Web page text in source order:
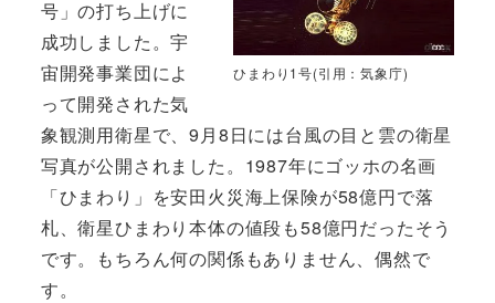
ひまわり1号(引用：気象庁)
号」の打ち上げに
成功しました。宇
宙開発事業団によ
って開発された気
象観測用衛星で、9月8日には台風の目と雲の衛星
写真が公開されました。1987年にゴッホの名画
「ひまわり」を安田火災海上保険が58億円で落
札、衛星ひまわり本体の値段も58億円だったそう
です。もちろん何の関係もありません、偶然で
す。